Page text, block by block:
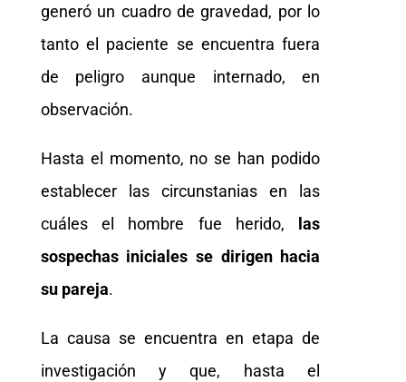
generó un cuadro de gravedad, por lo
tanto el paciente se encuentra fuera
de peligro aunque internado, en
observación.
Hasta el momento, no se han podido
establecer las circunstanias en las
cuáles el hombre fue herido,
las
sospechas iniciales se dirigen hacia
su pareja.
La causa se encuentra en etapa de
investigación y que, hasta el